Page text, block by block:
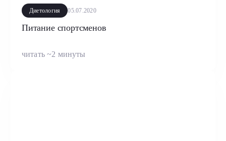
Диетология 05.07.2020
Питание спортсменов
читать ~2 минуты